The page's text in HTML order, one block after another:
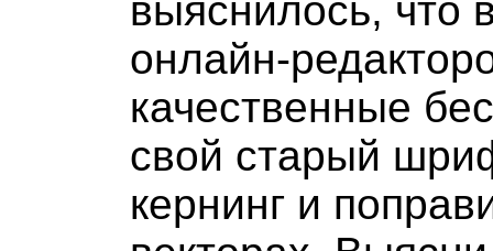
выяснилось, что
онлайн-
качественные
свой старый
кернинг и